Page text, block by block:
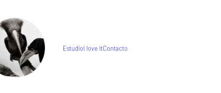
EstudioI love ItContacto